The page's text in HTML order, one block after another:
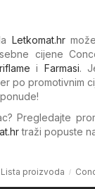
Letkomat.hr
cijene
i Farmasi.
po promotivnim
Pregledajte
traži popuste
Lista proizvoda